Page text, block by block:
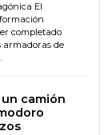
El
completado
armadoras de
camión